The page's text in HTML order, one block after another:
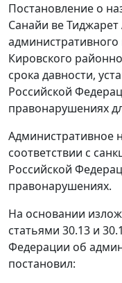
Постановление о
Санайи ве
Кировского
срока давности,
Российской
правонарушениях
Административное
соответствии с
Российской
правонарушениях.
На основании
статьями 30.13 и
Федерации об
постановил: